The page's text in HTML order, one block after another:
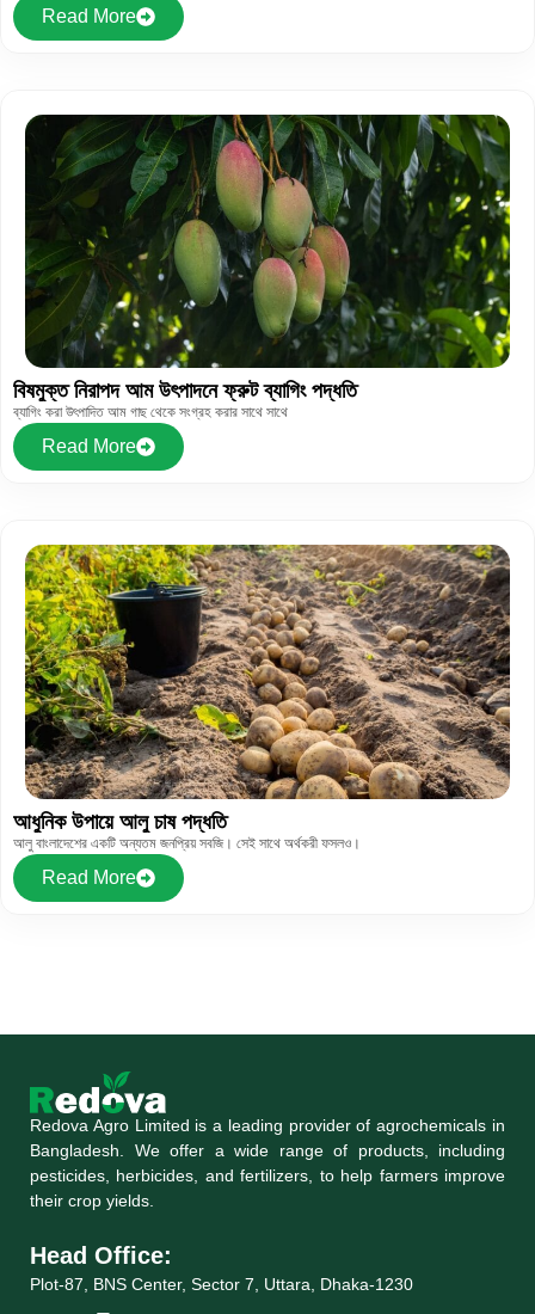
Read More
বিষমুক্ত নিরাপদ আম উৎপাদনে ফ্রুট ব্যাগিং পদ্ধতি
ব্যাগিং করা উৎপাদিত আম গাছ থেকে সংগ্রহ করার সাথে সাথে
Read More
আধুনিক উপায়ে আলু চাষ পদ্ধতি
আলু বাংলাদেশের একটি অন্যতম জনপ্রিয় সবজি। সেই সাথে অর্থকরী ফসলও।
Read More
Redova Agro Limited is a leading provider of agrochemicals in
Bangladesh. We offer a wide range of products, including
pesticides, herbicides, and fertilizers, to help farmers improve
their crop yields.
Head Office:
Plot-87, BNS Center, Sector 7, Uttara, Dhaka-1230